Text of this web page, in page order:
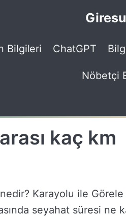
Bilgileri ChatGPT
Nöbetçi
kaç km
Karayolu ile
seyahat süresi ne